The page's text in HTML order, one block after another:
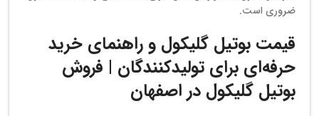
ضروری است.
قیمت بوتیل گلیکول و راهنمای خرید
حرفه‌ای برای تولیدکنندگان | فروش
بوتیل گلیکول در اصفهان